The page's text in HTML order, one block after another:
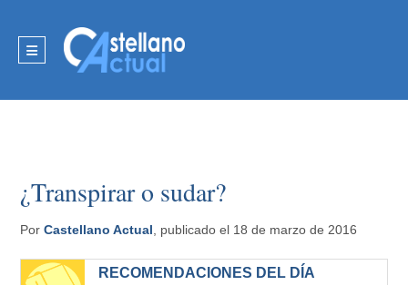
¿Transpirar o sudar?
PorCastellano Actual , publicado el 18 de marzo de 2016
RECOMENDACIONES DEL DÍA